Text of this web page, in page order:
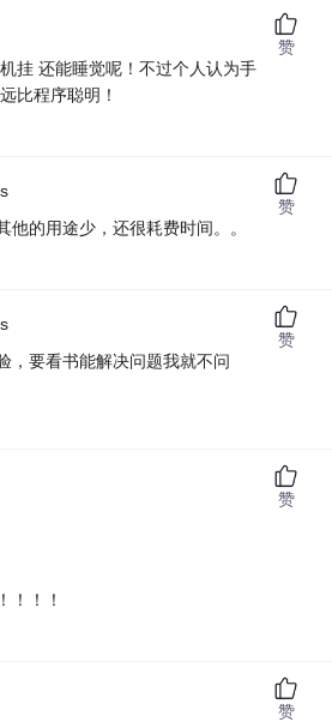
挂 还能睡觉呢！不过个人认为手
比程序聪明！
赞
他的用途少，还很耗费时间。。
赞
，要看书能解决问题我就不问
赞
！！！
赞
赞